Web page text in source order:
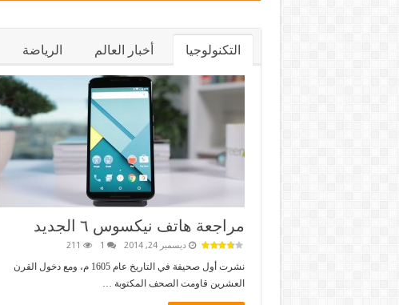
التكنولوجيا أخبار العالم الرياضة
مراجعة هاتف نيكسوس ٦ الجديد
ديسمبر 24, 2014 1
211
نشرت أول صحيفة في التاريخ عام 1605 م، ومع دخول القرن
العشرين قاومت الصحف المكتوبة …